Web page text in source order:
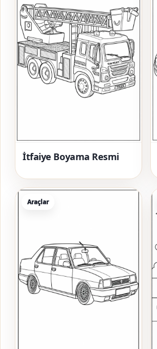
İtfaiye Boyama Resmi
Araçlar